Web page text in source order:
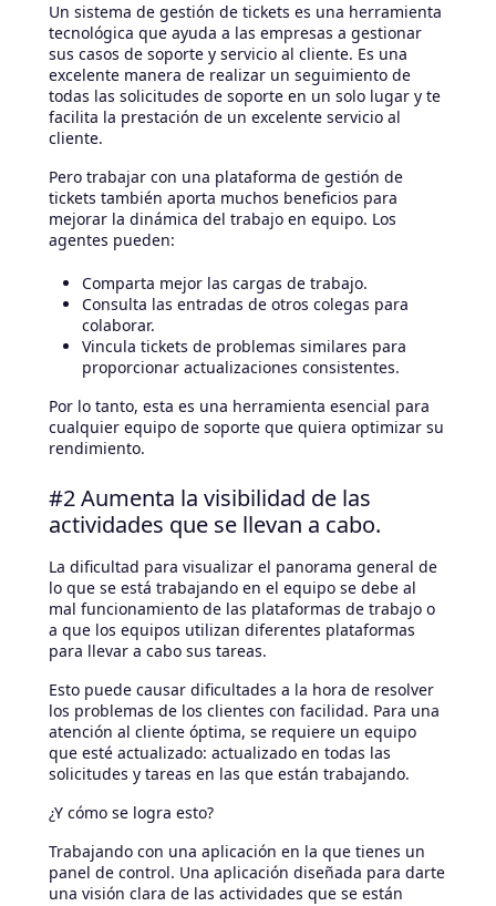
Un sistema de gestión de tickets es una herramienta
tecnológica que ayuda a las empresas a gestionar
sus casos de soporte y servicio al cliente. Es una
excelente manera de realizar un seguimiento de
todas las solicitudes de soporte en un solo lugar y te
facilita la prestación de un excelente servicio al
cliente.
Pero trabajar con una plataforma de gestión de
tickets también aporta muchos beneficios para
mejorar la dinámica del trabajo en equipo. Los
agentes pueden:
Comparta mejor las cargas de trabajo.
Consulta las entradas de otros colegas para
colaborar.
Vincula tickets de problemas similares para
proporcionar actualizaciones consistentes.
Por lo tanto, esta es una herramienta esencial para
cualquier equipo de soporte que quiera optimizar su
rendimiento.
#2 Aumenta la visibilidad de las
actividades que se llevan a cabo.
La dificultad para visualizar el panorama general de
lo que se está trabajando en el equipo se debe al
mal funcionamiento de las plataformas de trabajo o
a que los equipos utilizan diferentes plataformas
para llevar a cabo sus tareas.
Esto puede causar dificultades a la hora de resolver
los problemas de los clientes con facilidad. Para una
atención al cliente óptima, se requiere un equipo
que esté actualizado: actualizado en todas las
solicitudes y tareas en las que están trabajando.
¿Y cómo se logra esto?
Trabajando con una aplicación en la que tienes un
panel de control. Una aplicación diseñada para darte
una visión clara de las actividades que se están